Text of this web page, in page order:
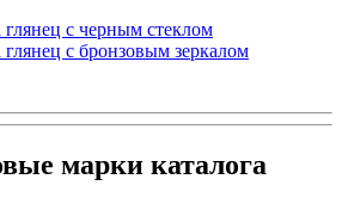
с черным стеклом
с бронзовым зеркалом
марки каталога